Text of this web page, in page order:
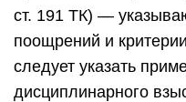
ст. 191 ТК) —
поощрений и
следует указать
дисциплинарного